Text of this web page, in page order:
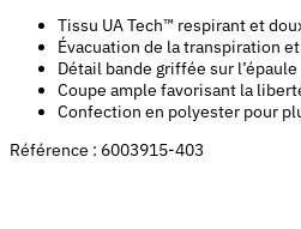
Tissu UA Tech™ respirant et
Évacuation de la transpiration
Détail bande griffée sur l’épaule
Coupe ample favorisant la
Confection en polyester pour
Référence : 6003915-403